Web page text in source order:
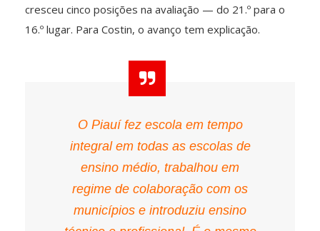
cresceu cinco posições na avaliação — do 21.º para o
16.º lugar. Para Costin, o avanço tem explicação.
O Piauí fez escola em tempo
integral em todas as escolas de
ensino médio, trabalhou em
regime de colaboração com os
municípios e introduziu ensino